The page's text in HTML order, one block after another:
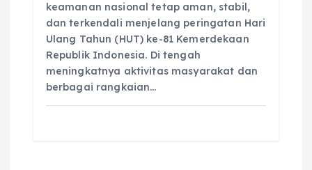
keamanan nasional tetap aman, stabil,
dan terkendali menjelang peringatan Hari
Ulang Tahun (HUT) ke-81 Kemerdekaan
Republik Indonesia. Di tengah
meningkatnya aktivitas masyarakat dan
berbagai rangkaian…